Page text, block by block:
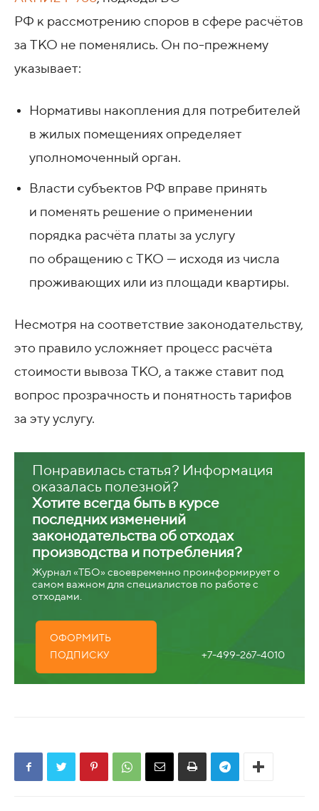
РФ к рассмотрению споров в сфере расчётов
за ТКО не поменялись. Он по-прежнему
указывает:
Нормативы накопления для потребителей
в жилых помещениях определяет
уполномоченный орган.
Власти субъектов РФ вправе принять
и поменять решение о применении
порядка расчёта платы за услугу
по обращению с ТКО — исходя из числа
проживающих или из площади квартиры.
Несмотря на соответствие законодательству,
это правило усложняет процесс расчёта
стоимости вывоза ТКО, а также ставит под
вопрос прозрачность и понятность тарифов
за эту услугу.
Понравилась статья? Информация
оказалась полезной?
Хотите всегда быть в курсе
последних изменений
законодательства об отходах
производства и потребления?
Журнал «ТБО» своевременно проинформирует о
самом важном для специалистов по работе с
отходами.
ОФОРМИТЬ
ПОДПИСКУ
+7-499-267-4010